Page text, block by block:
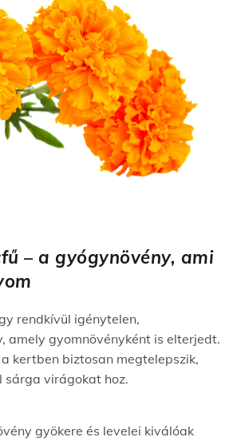
– a gyógynövény, ami
rendkívül igénytelen,
amely gyomnövényként is elterjedt.
kertben biztosan megtelepszik,
sárga virágokat hoz.
gyökere és levelei kiválóak